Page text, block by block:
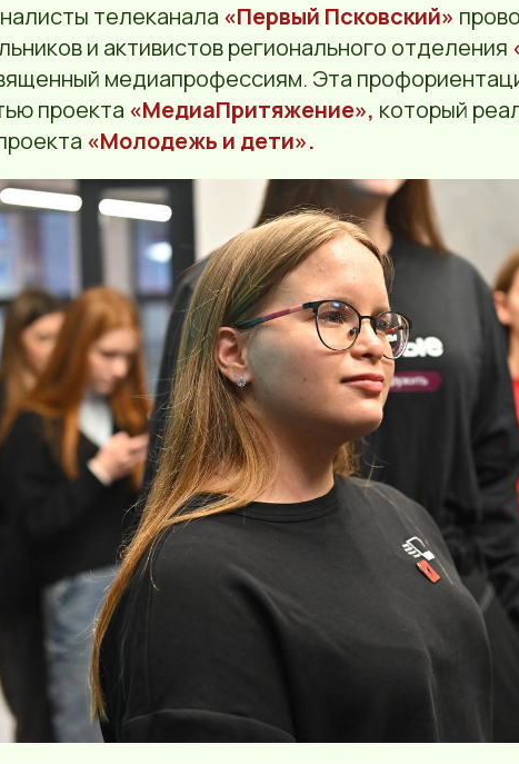
телеканала «Первый Псковский»
и активистов регионального отделения
медиапрофессиям. Эта
проекта «МедиаПритяжение», который
«Молодежь и дети».